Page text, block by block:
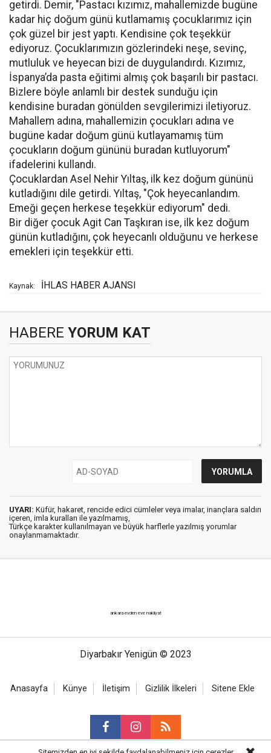
getirdi. Demir, "Pastacı kızımız, mahallemizde bugüne
kadar hiç doğum günü kutlamamış çocuklarımız için
çok güzel bir jest yaptı. Kendisine çok teşekkür
ediyoruz. Çocuklarımızın gözlerindeki neşe, sevinç,
mutluluk ve heyecan bizi de duygulandırdı. Kızımız,
İspanya’da pasta eğitimi almış çok başarılı bir pastacı.
Bizlere böyle anlamlı bir destek sunduğu için
kendisine buradan gönülden sevgilerimizi iletiyoruz.
Mahallem adına, mahallemizin çocukları adına ve
bugüne kadar doğum günü kutlayamamış tüm
çocukların doğum gününü buradan kutluyorum"
ifadelerini kullandı.
Çocuklardan Asel Nehir Yıltaş, ilk kez doğum gününü
kutladığını dile getirdi. Yıltaş, "Çok heyecanlandım.
Emeği geçen herkese teşekkür ediyorum" dedi.
Bir diğer çocuk Agit Can Taşkıran ise, ilk kez doğum
günün kutladığını, çok heyecanlı olduğunu ve herkese
emekleri için teşekkür etti.
Kaynak: İHLAS HABER AJANSI
HABERE YORUM KAT
UYARI: Küfür, hakaret, rencide edici cümleler veya imalar, inançlara saldırı
içeren, imla kuralları ile yazılmamış,
Türkçe karakter kullanılmayan ve büyük harflerle yazılmış yorumlar
onaylanmamaktadır.
ankara evden eve nakliyat
Diyarbakır Yenigün © 2023
Anasayfa Künye İletişim Gizlilik İlkeleri Sitene Ekle